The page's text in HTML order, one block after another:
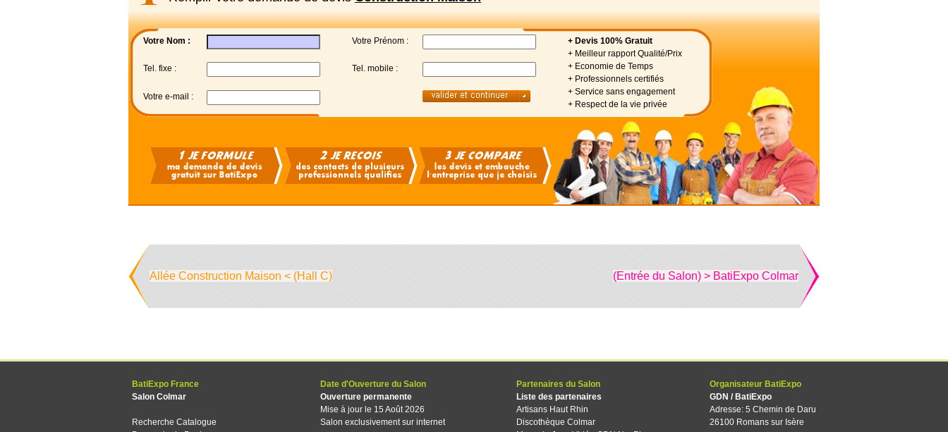
Votre Nom : Votre Prénom :
+ Devis 100% Gratuit
+ Meilleur rapport Qualité/Prix
+ Economie de Temps
+ Professionnels certifiés
+ Service sans engagement
+ Respect de la vie privée
Tel. fixe : Tel. mobile :
Votre e-mail :
Allée Construction Maison < (Hall C) (Entrée du Salon) > BatiExpo Colmar
BatiExpo France
Salon Colmar
Recherche Catalogue
Date d'Ouverture du Salon
Ouverture permanente
Mise à jour le 15 Août 2026
Salon exclusivement sur internet
Partenaires du Salon
Liste des partenaires
Artisans Haut Rhin
Discothèque Colmar
Organisateur BatiExpo
GDN / BatiExpo
Adresse: 5 Chemin de Daru
26100 Romans sur Isère